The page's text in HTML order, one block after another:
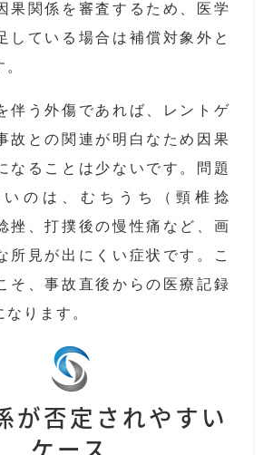
果関係を審査するため、医学
している場合は補償対象外と
伴う外傷であれば、レントゲ
故との関連が明白なため因果
なることは少ないです。問題
のは、むちうち（頸椎捻
挫、打撲後の慢性痛など、画
所見が出にくい症状です。こ
そ、事故直後からの医療記録
ります。
が否定されやすい